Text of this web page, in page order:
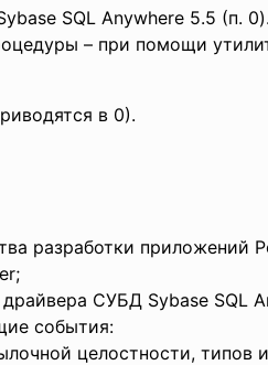
SQL Anywhere 5.5 (п.
– при помощи
в 0).
разработки приложений
СУБД Sybase SQL
события:
целостности, типов